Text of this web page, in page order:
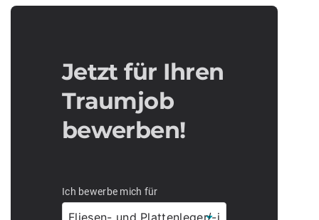
Jetzt für Ihren
Traumjob
bewerben!
Ich bewerbe mich für